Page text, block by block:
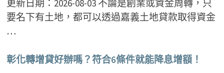
更新日期：2026-08-03 不論是創業或資金周轉，只
要名下有土地，都可以透過嘉義土地貸款取得資金
…
彰化轉增貸好辦嗎？符合6條件就能降息增額！